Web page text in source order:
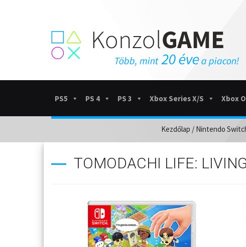
PS5 PS 4 PS 3 Xbox Series X/S Xbox
Kezdőlap / Nintendo
TOMODACHI LIFE: